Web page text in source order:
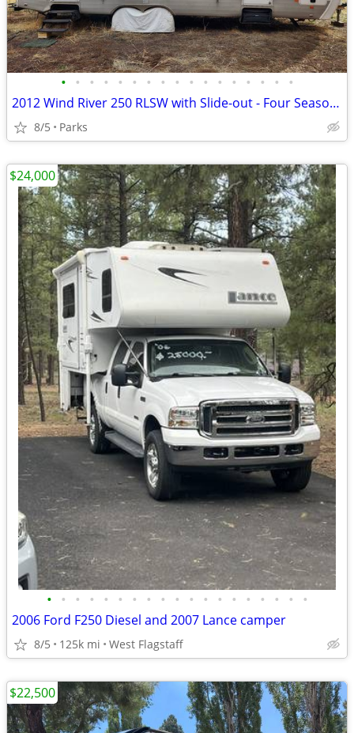
• • • • • • • • • • • • • • • • •
2012 Wind River 250 RLSW with Slide-out - Four Seasons with Mountain E
8/5 Parks
• • • • • • • • • • • • • • • • • • •
2006 Ford F250 Diesel and 2007 Lance camper
8/5 125k mi West Flagstaff
$24,000
$22,500